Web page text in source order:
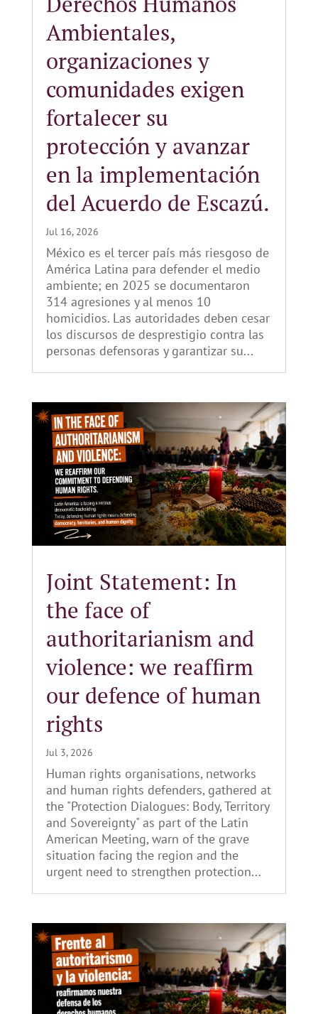
Ambientales,
organizaciones y
comunidades exigen
fortalecer su
protección y avanzar
en la implementación
del Acuerdo de Escazú.
Jul 16, 2026
México es el tercer país más riesgoso de
América Latina para defender el medio
ambiente; en 2025 se documentaron
314 agresiones y al menos 10
homicidios. Las autoridades deben cesar
los discursos de desprestigio contra las
personas defensoras y garantizar su...
Joint Statement: In
the face of
authoritarianism and
violence: we reaffirm
our defence of human
rights
Jul 3, 2026
Human rights organisations, networks
and human rights defenders, gathered at
the "Protection Dialogues: Body, Territory
and Sovereignty" as part of the Latin
American Meeting, warn of the grave
situation facing the region and the
urgent need to strengthen protection...